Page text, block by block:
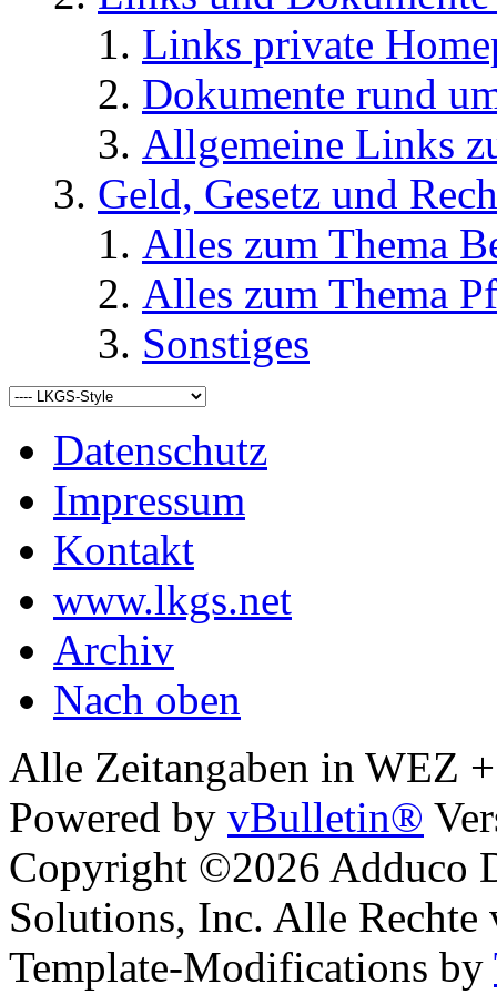
Links private
Dokumente rund
Allgemeine Links
Geld, Gesetz und
Alles zum Thema
Alles zum Thema
Sonstiges
Datenschutz
Impressum
Kontakt
www.lkgs.net
Archiv
Nach oben
Alle Zeitangaben in WEZ
Powered by vBulletin®
Copyright ©2026 Adduco
Solutions, Inc. Alle Rechte
Template-Modifications by